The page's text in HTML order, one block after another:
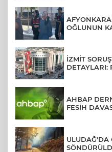
OĞLUNUN
İZMİT
DETAYLARI:
AHBAP
FESİH
ULUDAĞ'DA